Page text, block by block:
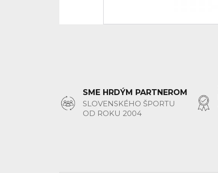
SME HRDÝM PARTNEROM
SLOVENSKÉHO ŠPORTU
OD ROKU 2004